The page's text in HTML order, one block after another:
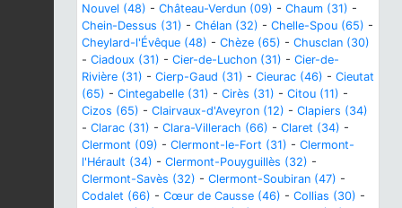
Nouvel (48) - Château-Verdun (09) - Chaum (31) -
Chein-Dessus (31) - Chélan (32) - Chelle-Spou (65) -
Cheylard-l'Évêque (48) - Chèze (65) - Chusclan (30)
- Ciadoux (31) - Cier-de-Luchon (31) - Cier-de-
Rivière (31) - Cierp-Gaud (31) - Cieurac (46) - Cieutat
(65) - Cintegabelle (31) - Cirès (31) - Citou (11) -
Cizos (65) - Clairvaux-d'Aveyron (12) - Clapiers (34)
- Clarac (31) - Clara-Villerach (66) - Claret (34) -
Clermont (09) - Clermont-le-Fort (31) - Clermont-
l'Hérault (34) - Clermont-Pouyguillès (32) -
Clermont-Savès (32) - Clermont-Soubiran (47) -
Codalet (66) - Cœur de Causse (46) - Collias (30) -